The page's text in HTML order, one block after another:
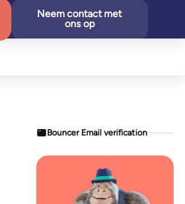
Neem contact met
ons op
Bouncer Email verification